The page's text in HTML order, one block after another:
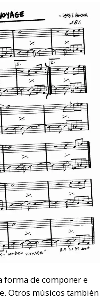
forma de componer e
Otros músicos también